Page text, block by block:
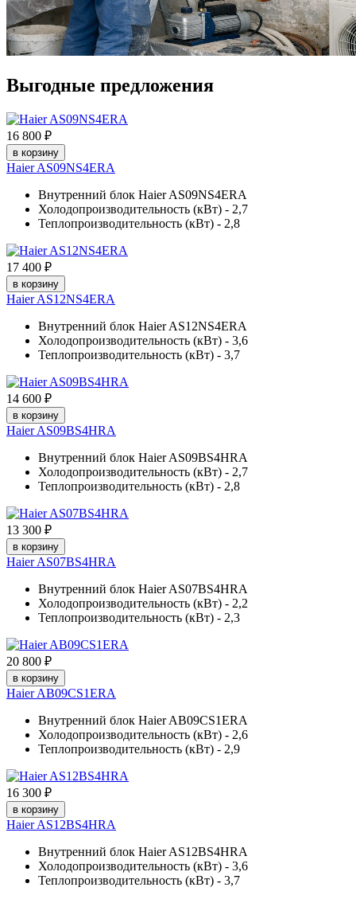
Выгодные предложения
16 800 ₽
в корзину
Haier AS09NS4ERA
Внутренний блок Haier AS09NS4ERA
Холодопроизводительность (кВт) - 2,7
Теплопроизводительность (кВт) - 2,8
17 400 ₽
в корзину
Haier AS12NS4ERA
Внутренний блок Haier AS12NS4ERA
Холодопроизводительность (кВт) - 3,6
Теплопроизводительность (кВт) - 3,7
14 600 ₽
в корзину
Haier AS09BS4HRA
Внутренний блок Haier AS09BS4HRA
Холодопроизводительность (кВт) - 2,7
Теплопроизводительность (кВт) - 2,8
13 300 ₽
в корзину
Haier AS07BS4HRA
Внутренний блок Haier AS07BS4HRA
Холодопроизводительность (кВт) - 2,2
Теплопроизводительность (кВт) - 2,3
20 800 ₽
в корзину
Haier AB09CS1ERA
Внутренний блок Haier AB09CS1ERA
Холодопроизводительность (кВт) - 2,6
Теплопроизводительность (кВт) - 2,9
16 300 ₽
в корзину
Haier AS12BS4HRA
Внутренний блок Haier AS12BS4HRA
Холодопроизводительность (кВт) - 3,6
Теплопроизводительность (кВт) - 3,7